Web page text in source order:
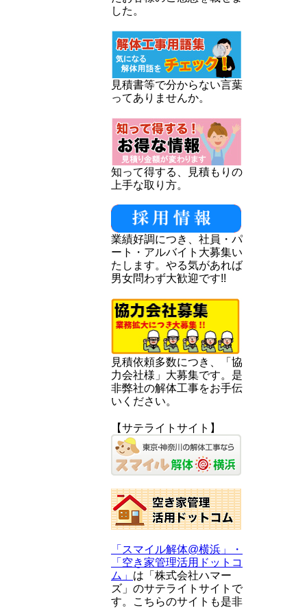
した。
見積書等で分からない言葉
ってありませんか。
知って得する、見積もりの
上手な取り方。
業績好調につき、社員・パ
ート・アルバイト大募集い
たします。やる気があれば
男女問わず大歓迎です!!
見積依頼多数につき、「協
力会社様」大募集です。是
非弊社の解体工事をお手伝
いください。
【サテライトサイト】
「スマイル解体@横浜」・
「空き家管理活用ドットコ
ム」 は「株式会社ハマー
ズ」のサテライトサイトで
す。こちらのサイトも是非